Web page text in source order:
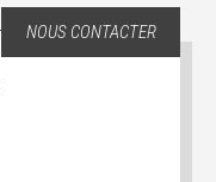
NOUS CONTACTER